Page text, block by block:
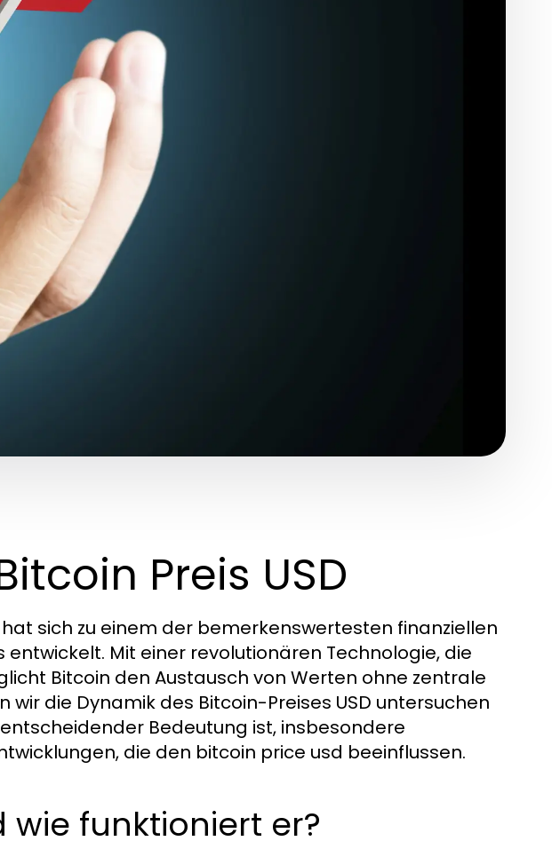
Preis USD
sich zu einem der bemerkenswertesten finanziellen
entwickelt. Mit einer revolutionären Technologie, die
Bitcoin den Austausch von Werten ohne zentrale
die Dynamik des Bitcoin-Preises USD untersuchen
Bedeutung ist, insbesondere
die den bitcoin price usd beeinflussen.
wie funktioniert er?